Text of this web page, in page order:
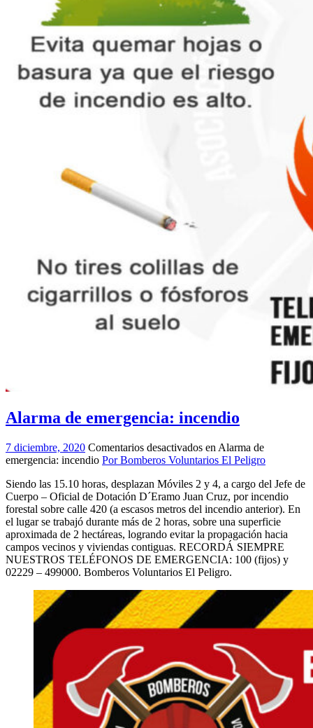
Alarma de emergencia: incendio
7 diciembre, 2020 Comentarios desactivados en Alarma de
emergencia: incendio Por Bomberos Voluntarios El Peligro
Siendo las 15.10 horas, desplazan Móviles 2 y 4, a cargo del Jefe de
Cuerpo – Oficial de Dotación D´Eramo Juan Cruz, por incendio
forestal sobre calle 420 (a escasos metros del incendio anterior). En
el lugar se trabajó durante más de 2 horas, sobre una superficie
aproximada de 2 hectáreas, logrando evitar la propagación hacia
campos vecinos y viviendas contiguas. RECORDÁ SIEMPRE
NUESTROS TELÉFONOS DE EMERGENCIA: 100 (fijos) y
02229 – 499000. Bomberos Voluntarios El Peligro.